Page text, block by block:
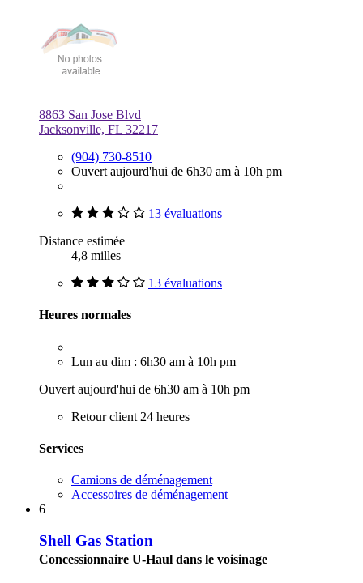
8863 San Jose Blvd
Jacksonville, FL 32217
(904) 730-8510
Ouvert aujourd'hui de 6h30 am à 10h pm
13 évaluations
Distance estimée
4,8 milles
13 évaluations
Heures normales
Lun au dim : 6h30 am à 10h pm
Ouvert aujourd'hui de 6h30 am à 10h pm
Retour client 24 heures
Services
Camions de déménagement
Accessoires de déménagement
6
Shell Gas Station
Concessionnaire U-Haul dans le voisinage